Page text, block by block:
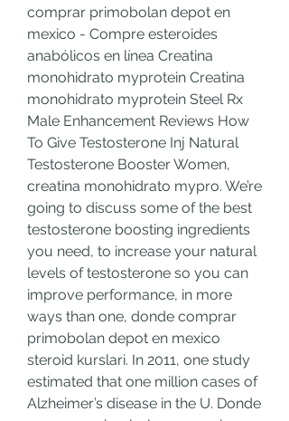
comprar primobolan depot en
mexico - Compre esteroides
anabólicos en línea Creatina
monohidrato myprotein Creatina
monohidrato myprotein Steel Rx
Male Enhancement Reviews How
To Give Testosterone Inj Natural
Testosterone Booster Women,
creatina monohidrato mypro. We’re
going to discuss some of the best
testosterone boosting ingredients
you need, to increase your natural
levels of testosterone so you can
improve performance, in more
ways than one, donde comprar
primobolan depot en mexico
steroid kurslari. In 2011, one study
estimated that one million cases of
Alzheimer’s disease in the U. Donde